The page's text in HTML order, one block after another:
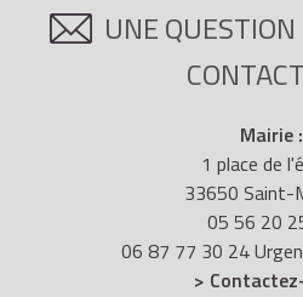
UNE
Mairie :
1 place de
33650 Saint-
05 56 20
06 87 77 30 24
>